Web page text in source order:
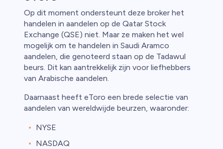
Op dit moment ondersteunt deze broker het
handelen in aandelen op de Qatar Stock
Exchange (QSE) niet. Maar ze maken het wel
mogelijk om te handelen in Saudi Aramco
aandelen, die genoteerd staan op de Tadawul
beurs. Dit kan aantrekkelijk zijn voor liefhebbers
van Arabische aandelen.
Daarnaast heeft eToro een brede selectie van
aandelen van wereldwijde beurzen, waaronder:
NYSE
NASDAQ